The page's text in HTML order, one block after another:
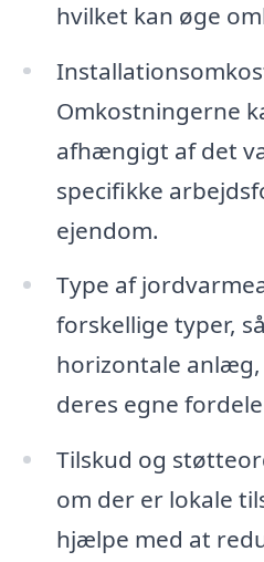
hvilket kan øge
Omkostningerne
afhængigt af det
specifikke
ejendom.
Type af
forskellige typer,
horizontale
deres egne
Tilskud og
om der er lokale
hjælpe med at